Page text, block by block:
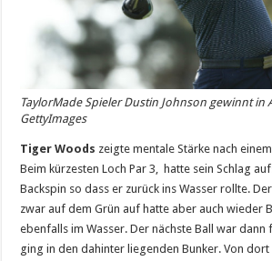
TaylorMade Spieler Dustin Johnson gewinnt in
GettyImages
Tiger Woods zeigte mentale Stärke nach
Beim kürzesten Loch Par 3, hatte sein Schlag
Backspin so dass er zurück ins Wasser rollte.
zwar auf dem Grün auf hatte aber auch wieder
ebenfalls im Wasser. Der nächste Ball war dann
ging in den dahinter liegenden Bunker. Von dort